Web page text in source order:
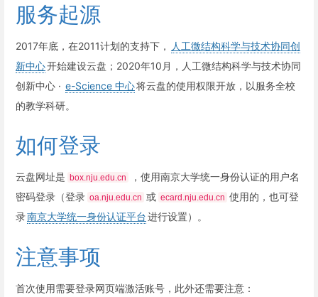
服务起源
2017年底，在2011计划的支持下，
人工微结构科学与技术协同创
新中心开始建设云盘；2020年10月，人工微结构科学与技术协同
创新中心 · e-Science 中心将云盘的使用权限开放，以服务全校
的教学科研。
如何登录
云盘网址是 box.nju.edu.cn
，使用南京大学统一身份认证的用户名
密码登录（登录 oa.nju.edu.cn 或 ecard.nju.edu.cn 使用的，也可登
录南京大学统一身份认证平台进行设置）。
注意事项
首次使用需要登录网页端激活账号，此外还需要注意：